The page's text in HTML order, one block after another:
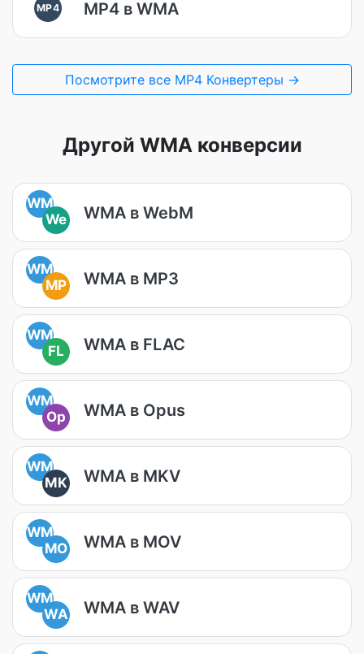
MP4 MP4 в WMA
Посмотрите все MP4 Конвертеры →
Другой WMA конверсии
WM
We
WMA в WebM
WM
MP
WMA в MP3
WM
FL
WMA в FLAC
WM
Op
WMA в Opus
WM
MK
WMA в MKV
WM
MO
WMA в MOV
WM
WA
WMA в WAV